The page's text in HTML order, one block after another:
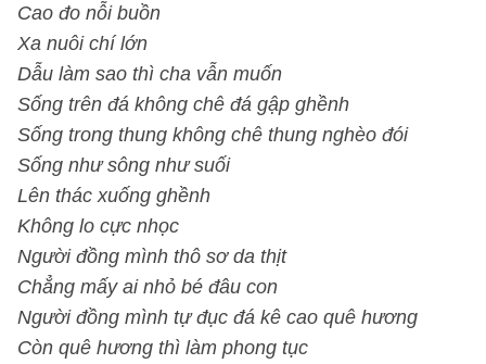
Cao đo nỗi buồn
Xa nuôi chí lớn
Dẫu làm sao thì cha vẫn muốn
Sống trên đá không chê đá gập ghềnh
Sống trong thung không chê thung nghèo đói
Sống như sông như suối
Lên thác xuống ghềnh
Không lo cực nhọc
Người đồng mình thô sơ da thịt
Chẳng mấy ai nhỏ bé đâu con
Người đồng mình tự đục đá kê cao quê hương
Còn quê hương thì làm phong tục